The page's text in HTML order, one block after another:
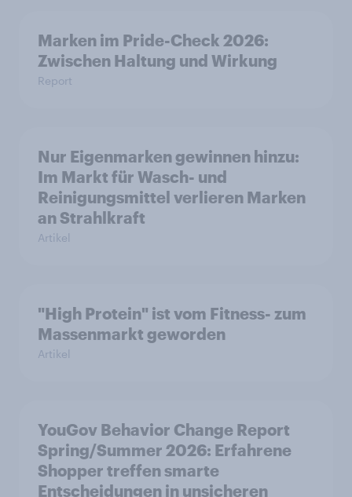
Marken im Pride-Check 2026:
Zwischen Haltung und Wirkung
Report
Nur Eigenmarken gewinnen hinzu:
Im Markt für Wasch- und
Reinigungsmittel verlieren Marken
an Strahlkraft
Artikel
"High Protein" ist vom Fitness- zum
Massenmarkt geworden
Artikel
YouGov Behavior Change Report
Spring/Summer 2026: Erfahrene
Shopper treffen smarte
Entscheidungen in unsicheren